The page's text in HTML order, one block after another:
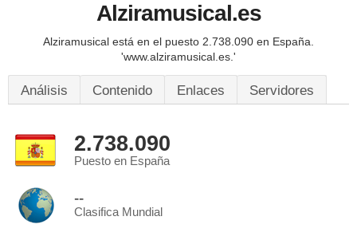
Alziramusical.es
Alziramusical está en el puesto 2.738.090 en España.
'www.alziramusical.es.'
Análisis Contenido Enlaces Servidores
2.738.090
Puesto en España
--
Clasifica Mundial